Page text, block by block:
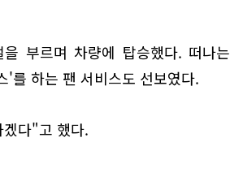
부르며 차량에 탑승했다. 떠나는
'를 하는 팬 서비스도 선보였다.
다"고 했다.